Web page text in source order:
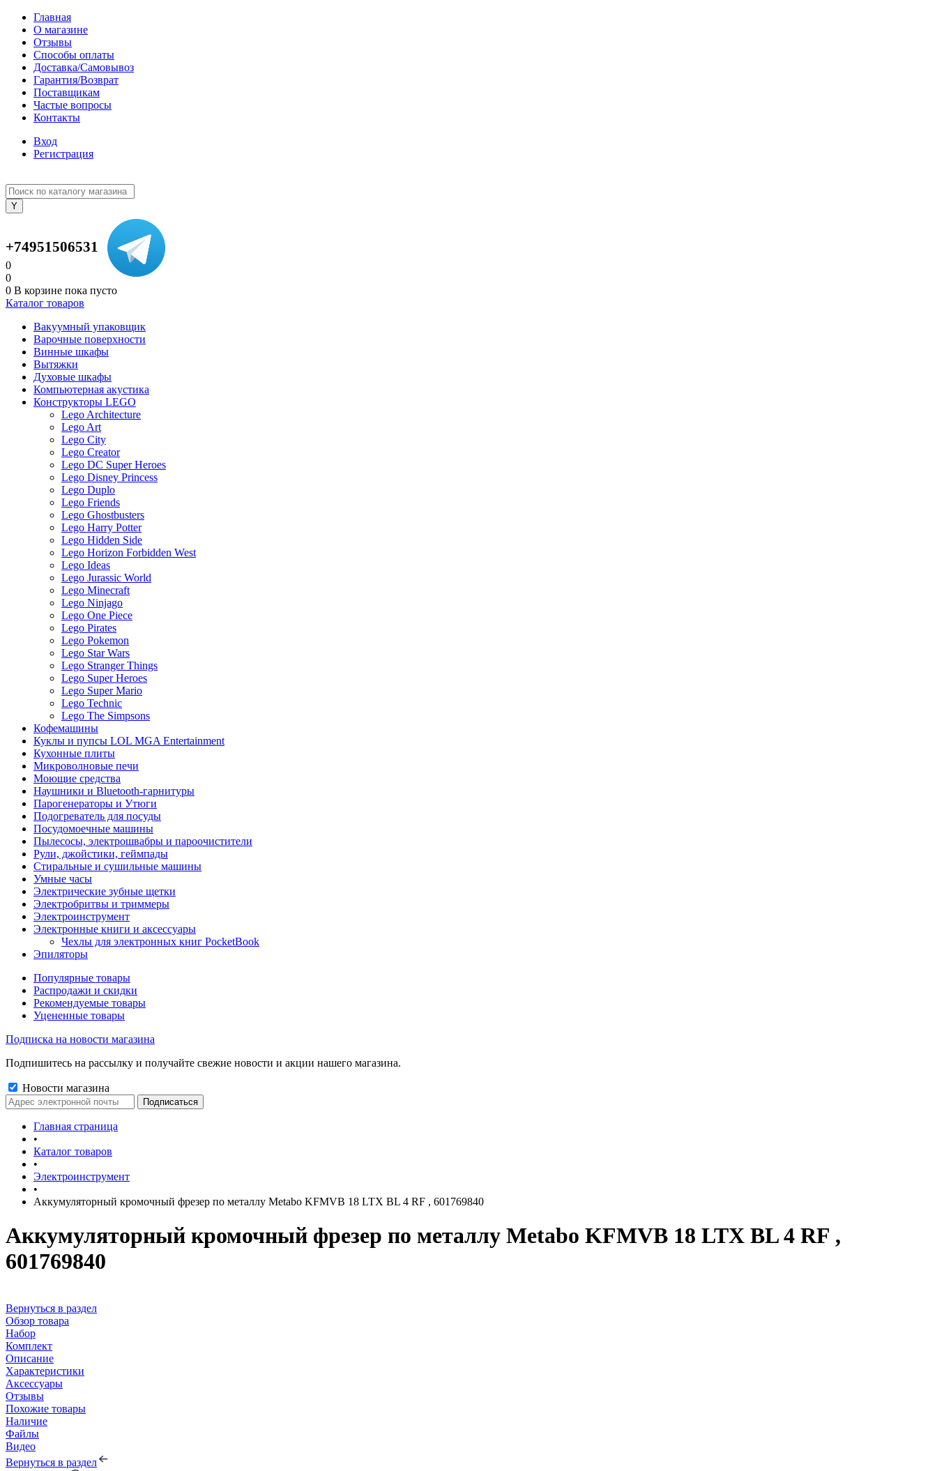
Главная
О магазине
Отзывы
Способы оплаты
Доставка/Самовывоз
Гарантия/Возврат
Поставщикам
Частые вопросы
Контакты
Вход
Регистрация
+74951506531
0
0
0 В корзине пока пусто
Каталог товаров
Вакуумный упаковщик
Варочные поверхности
Винные шкафы
Вытяжки
Духовые шкафы
Компьютерная акустика
Конструкторы LEGO
Lego Architecture
Lego Art
Lego City
Lego Creator
Lego DC Super Heroes
Lego Disney Princess
Lego Duplo
Lego Friends
Lego Ghostbusters
Lego Harry Potter
Lego Hidden Side
Lego Horizon Forbidden West
Lego Ideas
Lego Jurassic World
Lego Minecraft
Lego Ninjago
Lego One Piece
Lego Pirates
Lego Pokemon
Lego Star Wars
Lego Stranger Things
Lego Super Heroes
Lego Super Mario
Lego Technic
Lego The Simpsons
Кофемашины
Куклы и пупсы LOL MGA Entertainment
Кухонные плиты
Микроволновые печи
Моющие средства
Наушники и Bluetooth-гарнитуры
Парогенераторы и Утюги
Подогреватель для посуды
Посудомоечные машины
Пылесосы, электрошвабры и пароочистители
Рули, джойстики, геймпады
Стиральные и сушильные машины
Умные часы
Электрические зубные щетки
Электробритвы и триммеры
Электроинструмент
Электронные книги и аксессуары
Чехлы для электронных книг PocketBook
Эпиляторы
Популярные товары
Распродажи и скидки
Рекомендуемые товары
Уцененные товары
Подписка на новости магазина
Подпишитесь на рассылку и получайте свежие новости и акции нашего магазина.
Новости магазина
Главная страница
•
Каталог товаров
•
Электроинструмент
•
Аккумуляторный кромочный фрезер по металлу Metabo KFMVB 18 LTX BL 4 RF , 601769840
Аккумуляторный кромочный фрезер по металлу Metabo KFMVB 18 LTX BL 4 RF ,
601769840
Вернуться в раздел
Обзор товара
Набор
Комплект
Описание
Характеристики
Аксессуары
Отзывы
Похожие товары
Наличие
Файлы
Видео
Вернуться в раздел